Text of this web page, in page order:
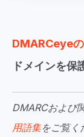
DMARCeye
ドメインを保
DMARCおよび
用語集をご覧く